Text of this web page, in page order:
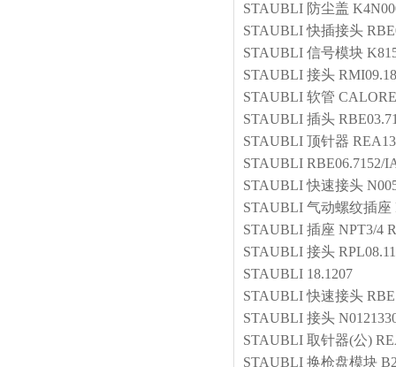
STAUBLI 防尘盖
STAUBLI 快插接头
STAUBLI 信号模块
STAUBLI 接头
STAUBLI 软管
STAUBLI 插头
STAUBLI 顶针器
STAUBLI RBE06.7152/
STAUBLI 快速接头
STAUBLI 气动螺纹插座
STAUBLI 插座 NPT3/4
STAUBLI 接头
STAUBLI 18.1207
STAUBLI 快速接头
STAUBLI 接头
STAUBLI 取针器(公)
STAUBLI 换枪盘模块